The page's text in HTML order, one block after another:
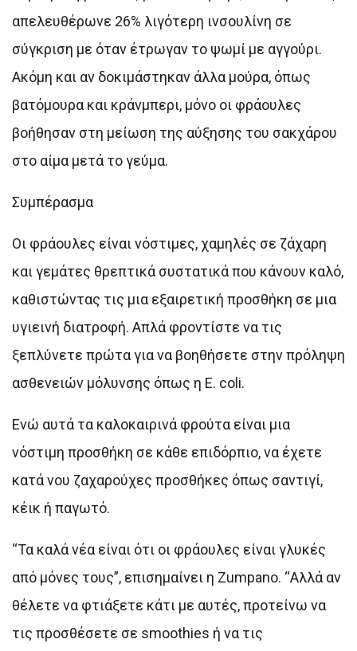
απελευθέρωνε 26% λιγότερη ινσουλίνη σε
σύγκριση με όταν έτρωγαν το ψωμί με αγγούρι.
Ακόμη και αν δοκιμάστηκαν άλλα μούρα, όπως
βατόμουρα και κράνμπερι, μόνο οι φράουλες
βοήθησαν στη μείωση της αύξησης του σακχάρου
στο αίμα μετά το γεύμα.
Συμπέρασμα
Οι φράουλες είναι νόστιμες, χαμηλές σε ζάχαρη
και γεμάτες θρεπτικά συστατικά που κάνουν καλό,
καθιστώντας τις μια εξαιρετική προσθήκη σε μια
υγιεινή διατροφή. Απλά φροντίστε να τις
ξεπλύνετε πρώτα για να βοηθήσετε στην πρόληψη
ασθενειών μόλυνσης όπως η E. coli.
Ενώ αυτά τα καλοκαιρινά φρούτα είναι μια
νόστιμη προσθήκη σε κάθε επιδόρπιο, να έχετε
κατά νου ζαχαρούχες προσθήκες όπως σαντιγί,
κέικ ή παγωτό.
“Τα καλά νέα είναι ότι οι φράουλες είναι γλυκές
από μόνες τους”, επισημαίνει η Zumpano. “Αλλά αν
θέλετε να φτιάξετε κάτι με αυτές, προτείνω να
τις προσθέσετε σε smoothies ή να τις